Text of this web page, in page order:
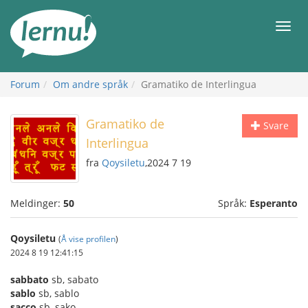
innholdet
Meny
Forum Om andre språk Gramatiko de Interlingua
Svare
Gramatiko de
Interlingua
fra Qoysiletu,2024 7 19
Meldinger: 50 Språk: Esperanto
Qoysiletu (Å vise profilen)
2024 8 19 12:41:15
sabbato sb, sabato
sablo sb, sablo